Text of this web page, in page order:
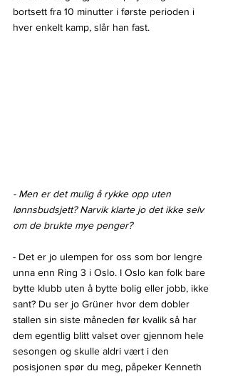
bortsett fra 10 minutter i første perioden i
hver enkelt kamp, slår han fast.
- Men er det mulig å rykke opp uten
lønnsbudsjett? Narvik klarte jo det ikke selv
om de brukte mye penger?
- Det er jo ulempen for oss som bor lengre
unna enn Ring 3 i Oslo. I Oslo kan folk bare
bytte klubb uten å bytte bolig eller jobb, ikke
sant? Du ser jo Grüner hvor dem dobler
stallen sin siste måneden før kvalik så har
dem egentlig blitt valset over gjennom hele
sesongen og skulle aldri vært i den
posisjonen spør du meg, påpeker Kenneth